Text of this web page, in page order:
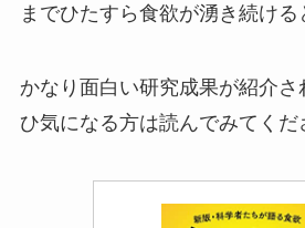
までひたすら食欲が湧き続ける
かなり面白い研究成果が紹介
ひ気になる方は読んでみてくだ